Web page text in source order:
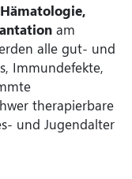
am
alle gut- und
Immundefekte,
therapierbare
und Jugendalter